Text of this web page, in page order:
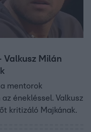
Valkusz Milán
mentorok
énekléssel. Valkusz
kritizáló Majkának.